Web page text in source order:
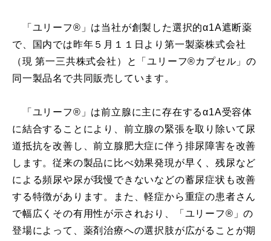
「ユリーフ®」は当社が創製した選択的α1A遮断薬
で、国内では昨年５月１１日より第一製薬株式会社
（現 第一三共株式会社）と「ユリーフ®カプセル」の
同一製品名で共同販売しています。
「ユリーフ®」は前立腺に主に存在するα1A受容体
に結合することにより、前立腺の緊張を取り除いて尿
道抵抗を改善し、前立腺肥大症に伴う排尿障害を改善
します。従来の製品に比べ効果発現が早く、残尿など
による頻尿や尿が我慢できないなどの蓄尿症状も改善
する特徴があります。また、軽症から重症の患者さん
で幅広くその有用性が示されおり、「ユリーフ®」の
登場によって、薬剤治療への選択肢が広がることが期